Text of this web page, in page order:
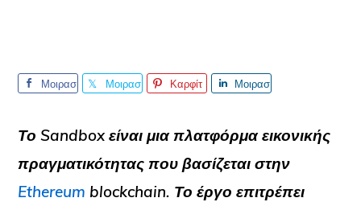
Μοιρασ
Μοιρασ
Καρφίτ
Μοιρασ
Το Sandbox είναι μια πλατφόρμα εικονικής
πραγματικότητας που βασίζεται στην
Ethereum blockchain. Το έργο επιτρέπει